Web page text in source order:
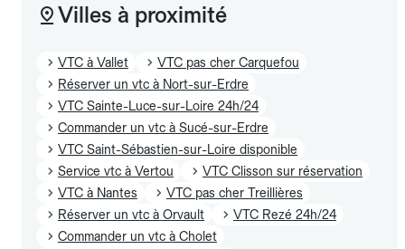
Villes à proximité
VTC à Vallet
VTC pas cher Carquefou
Réserver un vtc à Nort-sur-Erdre
VTC Sainte-Luce-sur-Loire 24h/24
Commander un vtc à Sucé-sur-Erdre
VTC Saint-Sébastien-sur-Loire disponible
Service vtc à Vertou
VTC Clisson sur réservation
VTC à Nantes
VTC pas cher Treillières
Réserver un vtc à Orvault
VTC Rezé 24h/24
Commander un vtc à Cholet